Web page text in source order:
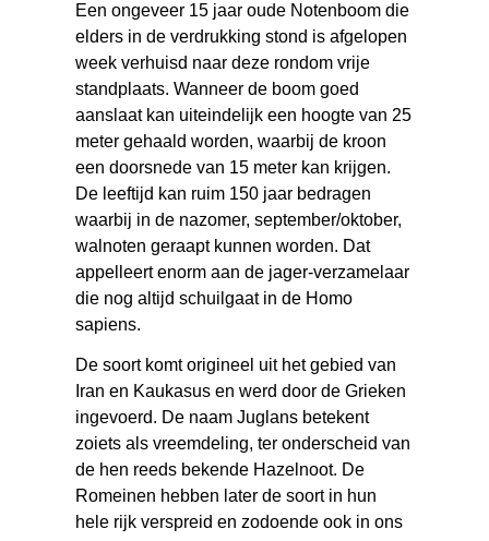
Een ongeveer 15 jaar oude Notenboom die
elders in de verdrukking stond is afgelopen
week verhuisd naar deze rondom vrije
standplaats. Wanneer de boom goed
aanslaat kan uiteindelijk een hoogte van 25
meter gehaald worden, waarbij de kroon
een doorsnede van 15 meter kan krijgen.
De leeftijd kan ruim 150 jaar bedragen
waarbij in de nazomer, september/oktober,
walnoten geraapt kunnen worden. Dat
appelleert enorm aan de jager-verzamelaar
die nog altijd schuilgaat in de Homo
sapiens.
De soort komt origineel uit het gebied van
Iran en Kaukasus en werd door de Grieken
ingevoerd. De naam Juglans betekent
zoiets als vreemdeling, ter onderscheid van
de hen reeds bekende Hazelnoot. De
Romeinen hebben later de soort in hun
hele rijk verspreid en zodoende ook in ons